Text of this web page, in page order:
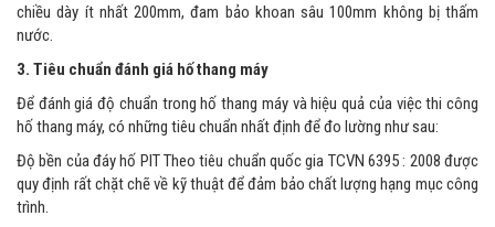
chiều dày ít nhất 200mm, đam bảo khoan sâu 100mm không bị thấm
nước.
3. Tiêu chuẩn đánh giá hố thang máy
Để đánh giá độ chuẩn trong hố thang máy và hiệu quả của việc thi công
hố thang máy, có những tiêu chuẩn nhất định để đo lường như sau:
Độ bền của đáy hố PIT Theo tiêu chuẩn quốc gia TCVN 6395 : 2008 được
quy định rất chặt chẽ về kỹ thuật để đảm bảo chất lượng hạng mục công
trình.